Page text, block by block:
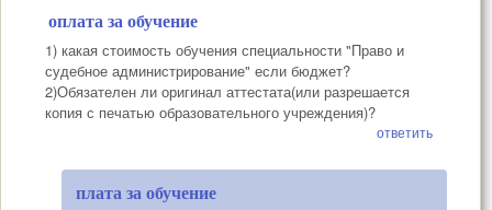
оплата за обучение
1) какая стоимость обучения специальности "Право и
судебное администрирование" если бюджет?
2)Обязателен ли оригинал аттестата(или разрешается
копия с печатью образовательного учреждения)?
ответить
плата за обучение